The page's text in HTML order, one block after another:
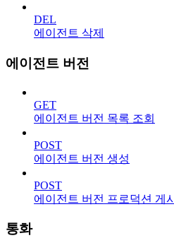
DEL
에이전트 삭제
에이전트 버전
GET
에이전트 버전 목록 조회
POST
에이전트 버전 생성
POST
에이전트 버전 프로덕션 게시
통화